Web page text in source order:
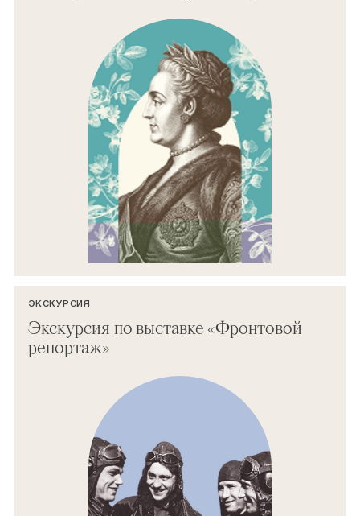
ЭКСКУРСИЯ
Экскурсия по выставке «Фронтовой
репортаж»